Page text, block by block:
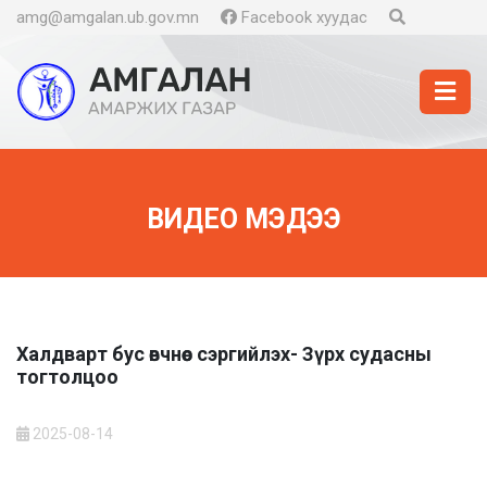
amg@amgalan.ub.gov.mn Facebook хуудас
ВИДЕО МЭДЭЭ
Халдварт бус өвчнөөс сэргийлэх- Зүрх судасны
тогтолцоо
2025-08-14